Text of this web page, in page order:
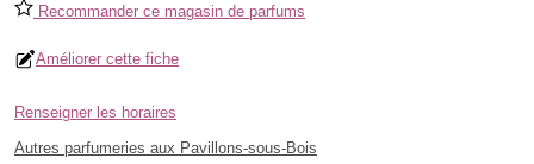
Recommander ce magasin de parfums
Améliorer cette fiche
Renseigner les horaires
Autres parfumeries aux Pavillons-sous-Bois